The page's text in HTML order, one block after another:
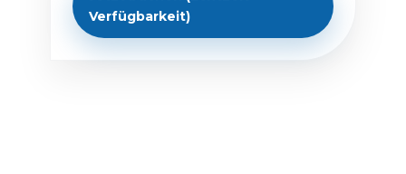
Verfügbarkeit)